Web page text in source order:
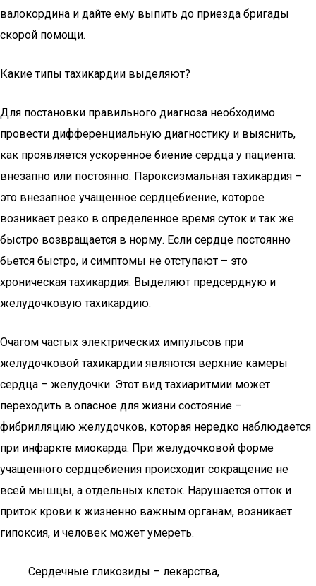
валокордина и дайте ему выпить до приезда бригады
скорой помощи.
Какие типы тахикардии выделяют?
Для постановки правильного диагноза необходимо
провести дифференциальную диагностику и выяснить,
как проявляется ускоренное биение сердца у пациента:
внезапно или постоянно. Пароксизмальная тахикардия –
это внезапное учащенное сердцебиение, которое
возникает резко в определенное время суток и так же
быстро возвращается в норму. Если сердце постоянно
бьется быстро, и симптомы не отступают – это
хроническая тахикардия. Выделяют предсердную и
желудочковую тахикардию.
Очагом частых электрических импульсов при
желудочковой тахикардии являются верхние камеры
сердца – желудочки. Этот вид тахиаритмии может
переходить в опасное для жизни состояние –
фибрилляцию желудочков, которая нередко наблюдается
при инфаркте миокарда. При желудочковой форме
учащенного сердцебиения происходит сокращение не
всей мышцы, а отдельных клеток. Нарушается отток и
приток крови к жизненно важным органам, возникает
гипоксия, и человек может умереть.
Сердечные гликозиды – лекарства,